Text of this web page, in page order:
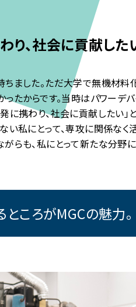
り、社会に貢献した
ました。ただ大学で無機材
ったからです。当時はパワーデ
に携わり、社会に貢献したい」
い私にとって、専攻に関係なく
らも、私にとって新たな分野
ころがMGCの魅力。